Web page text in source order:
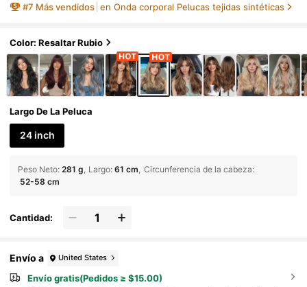
or, adecuada para uso diario, fiestas, cosplay
a foto, el producto real puede diferir ligerame
nte de la imagen)
#7 Más vendidos en Onda corporal Pelucas tejidas sintéticas
Color: Resaltar Rubio
Largo De La Peluca
24 inch
Peso Neto: 281 g Largo: 61 cm Circunferencia de la cabeza:
52-58 cm
Cantidad:
Envío a United States
Envío gratis(Pedidos ≥ $15.00)